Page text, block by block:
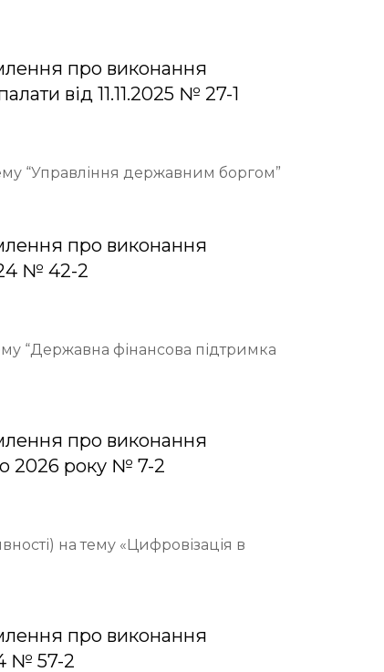
про виконання
від 11.11.2025 № 27-1
“Управління державним боргом”
про виконання
№ 42-2
“Державна фінансова підтримка
про виконання
2026 року № 7-2
на тему «Цифровізація в
про виконання
№ 57-2